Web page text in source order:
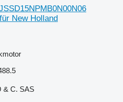
New Holland
& C. SAS